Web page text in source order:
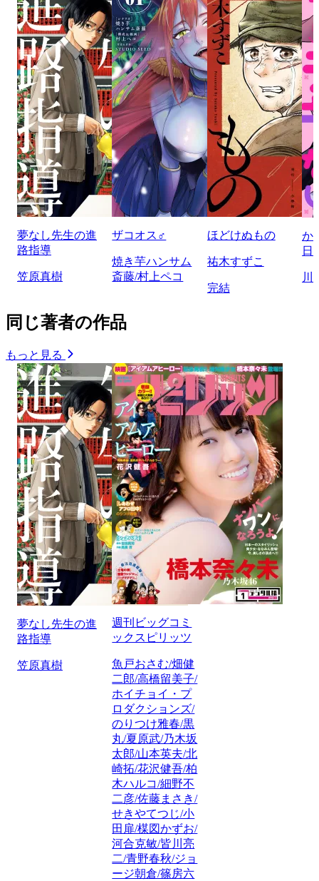
夢なし先生の進
路指導
笠原真樹
ザコオス♂
焼き芋ハンサム
斎藤/村上ペコ
ほどけぬもの
祐木すずこ
完結
か
日
川
同じ著者の作品
もっと見る
夢なし先生の進
路指導
笠原真樹
週刊ビッグコミ
ックスピリッツ
魚戸おさむ/畑健
二郎/高橋留美子/
ホイチョイ・プ
ロダクションズ/
のりつけ雅春/黒
丸/夏原武/乃木坂
太郎/山本英夫/北
崎拓/花沢健吾/柏
木ハルコ/細野不
二彦/佐藤まさき/
せきやてつじ/小
田扉/楳図かずお/
河合克敏/皆川亮
二/青野春秋/ジョ
ージ朝倉/篠房六